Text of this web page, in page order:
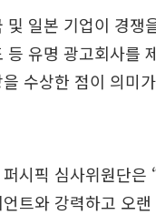
및 일본 기업이 경쟁
등 유명 광고회사를
수상한 점이 의미
시픽 심사위원단은
트와 강력하고 오